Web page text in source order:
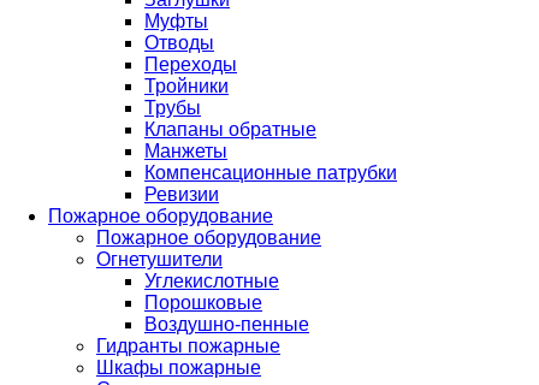
Муфты
Отводы
Переходы
Тройники
Трубы
Клапаны обратные
Манжеты
Компенсационные патрубки
Ревизии
Пожарное оборудование
Пожарное оборудование
Огнетушители
Углекислотные
Порошковые
Воздушно-пенные
Гидранты пожарные
Шкафы пожарные